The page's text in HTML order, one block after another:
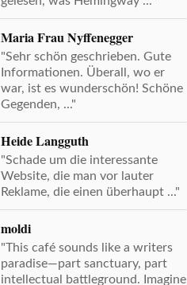
Maria Frau Nyffenegger
"Sehr schön geschrieben. Gute
Informationen. Überall, wo er
war, ist es wunderschön! Schöne
Gegenden, ..."
Heide Langguth
"Schade um die interessante
Website, die man vor lauter
Reklame, die einen überhaupt ..."
moldi
"This café sounds like a writers
paradise—part sanctuary, part
intellectual battleground. Imagine